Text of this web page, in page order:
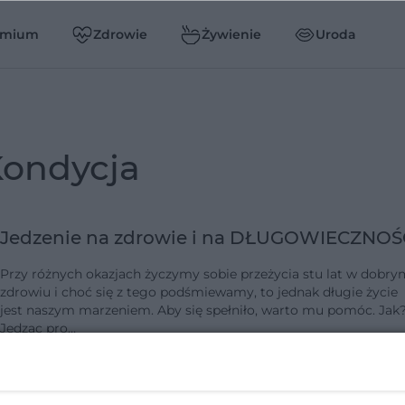
Zdrowie Żywienie Uroda
kondycja
Jedzenie na zdrowie i na
Przy różnych okazjach życzymy sobie przeżycia stu lat w
zdrowiu i choć się z tego podśmiewamy, to jednak długie życie
jest naszym marzeniem. Aby się spełniło, warto mu pomóc. Jak?
Jedząc pro…